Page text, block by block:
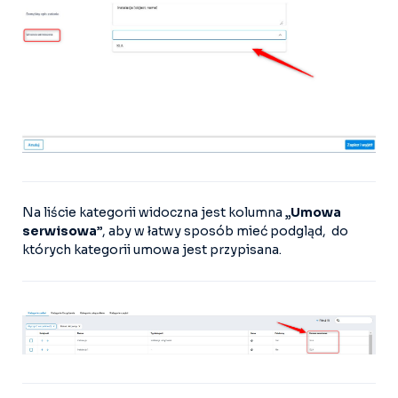
Na liście kategorii widoczna jest kolumna „Umowa
serwisowa”, aby w łatwy sposób mieć podgląd, do
których kategorii umowa jest przypisana.